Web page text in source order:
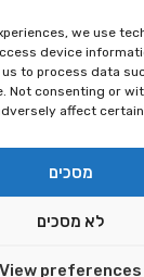
we use
device
to process data
Not consenting or
affect
מסכים
לא מסכים
View preferences